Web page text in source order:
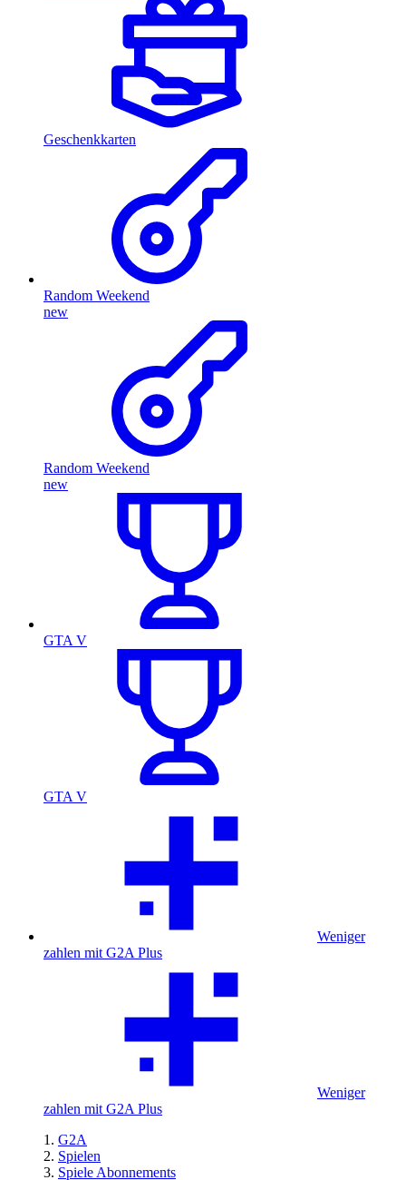
Geschenkkarten
Random Weekend
new
Random Weekend
new
GTA V
GTA V
Weniger
zahlen mit G2A Plus
Weniger
zahlen mit G2A Plus
G2A
Spielen
Spiele Abonnements